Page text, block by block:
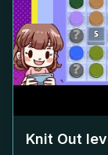
Knit Out